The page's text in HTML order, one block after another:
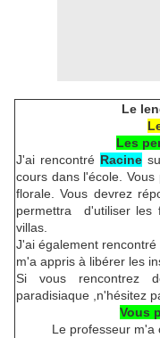
Le
Les
J'ai rencontré Racine
cours dans l'école.
florale. Vous devrez
permettra d'utiliser les
villas.
J'ai également
m'a appris à libérer les
Si vous rencontrez
paradisiaque ,n'hésitez
Vous
Le professeur m'a